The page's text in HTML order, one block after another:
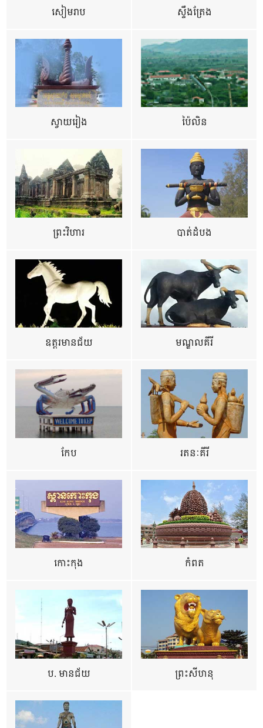
សៀមរាប ស្ទឹងត្រែង
ស្វាយរៀង ប៉ៃលិន
ព្រះវិហារ បាត់ដំបង
ឧត្ដរមានជ័យ មណ្ឌលគីរី
កែប រតនៈគីរី
កោះកុង កំពត
ប. មានជ័យ ព្រះសីហនុ